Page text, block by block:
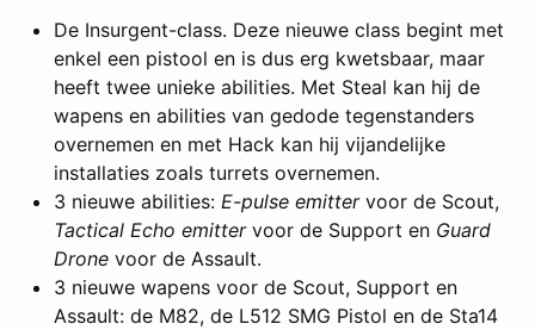
De Insurgent-class. Deze nieuwe class begint met
enkel een pistool en is dus erg kwetsbaar, maar
heeft twee unieke abilities. Met Steal kan hij de
wapens en abilities van gedode tegenstanders
overnemen en met Hack kan hij vijandelijke
installaties zoals turrets overnemen.
3 nieuwe abilities: E-pulse emittervoor de Scout,
Tactical Echo emittervoor de Support en Guard
Drone voor de Assault.
3 nieuwe wapens voor de Scout, Support en
Assault: de M82, de L512 SMG Pistol en de Sta14